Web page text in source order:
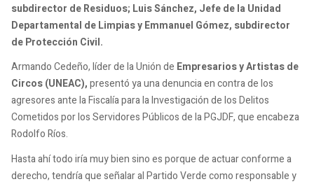
subdirector de Residuos; Luis Sánchez, Jefe de la Unidad
Departamental de Limpias y Emmanuel Gómez, subdirector
de Protección Civil.
Armando Cedeño, líder de la Unión de Empresarios y Artistas de
Circos (UNEAC),presentó ya una denuncia en contra de los
agresores ante la Fiscalía para la Investigación de los Delitos
Cometidos por los Servidores Públicos de la PGJDF, que encabeza
Rodolfo Ríos.
Hasta ahí todo iría muy bien sino es porque de actuar conforme a
derecho, tendría que señalar al Partido Verde como responsable y